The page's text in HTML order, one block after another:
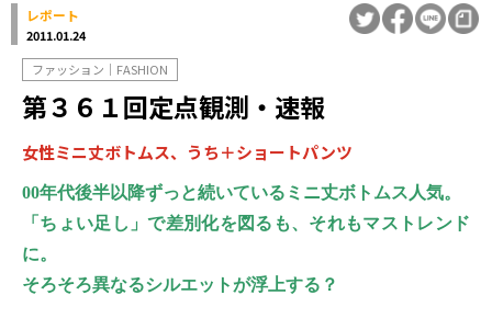
レポート
2011.01.24
ファッション｜FASHION
第３６１回定点観測・速報
女性ミニ丈ボトムス、うち＋ショートパンツ
00年代後半以降ずっと続いているミニ丈ボトムス人気。
「ちょい足し」で差別化を図るも、それもマストレンド
に。
そろそろ異なるシルエットが浮上する？